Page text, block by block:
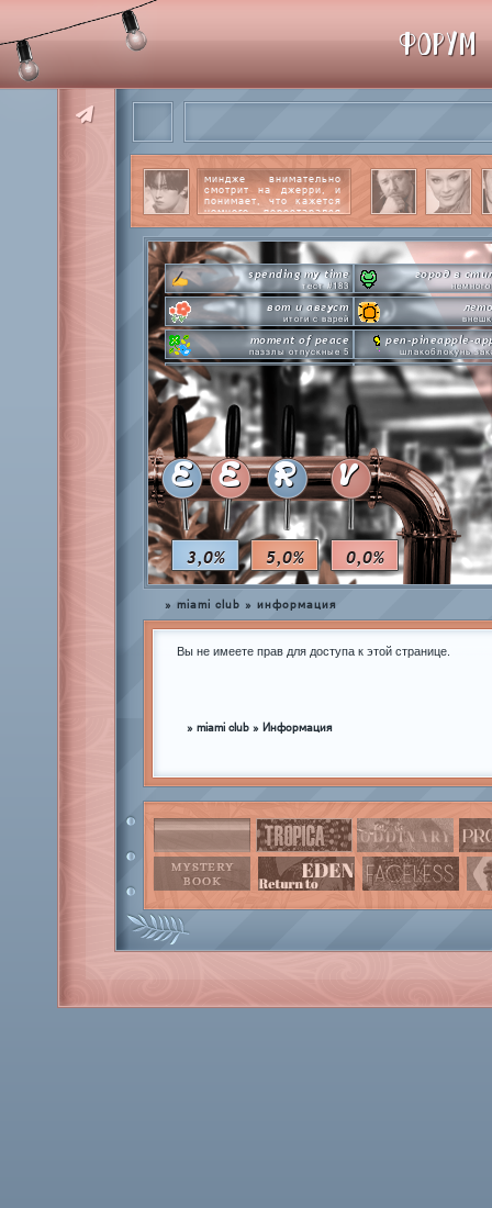
3,0% 5,0% 0,0%
миндже внимательно
смотрит на джерри, и
понимает, что кажется
немного перестарался
далее
spending my time
тест #183
город в
вот и август
итоги с варей
moment of peace
паззлы отпускные 5
pen-pineapple-
шлакоблокунь
hot n cold
охлаждаемся в клабграмме
сделай это
everyone's a star
покупаем звезды
time goes by
private emotion
с днем эмоций #4
hot
летняя
E E R V
ФОРУМ
» miami club » информация
Вы не имеете прав для доступа к этой странице.
» miami club » Информация